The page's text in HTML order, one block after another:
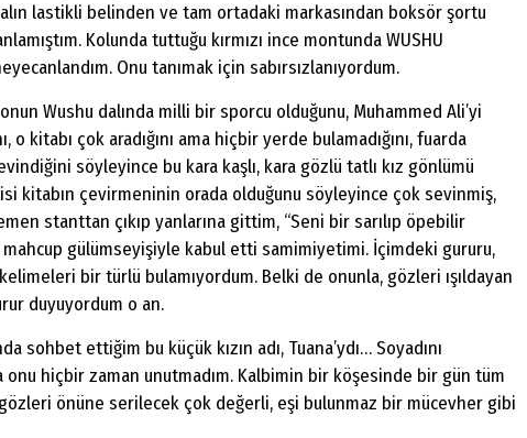
lastikli belinden ve tam ortadaki markasından boksör şortu
Kolunda tuttuğu kırmızı ince montunda WUSHU
Onu tanımak için sabırsızlanıyordum.
Wushu dalında milli bir sporcu olduğunu, Muhammed Ali’yi
o kitabı çok aradığını ama hiçbir yerde bulamadığını, fuarda
söyleyince bu kara kaşlı, kara gözlü tatlı kız gönlümü
kitabın çevirmeninin orada olduğunu söyleyince çok sevinmiş,
stanttan çıkıp yanlarına gittim, “Seni bir sarılıp öpebilir
mahcup gülümseyişiyle kabul etti samimiyetimi. İçimdeki gururu,
bir türlü bulamıyordum. Belki de onunla, gözleri ışıldayan
duyuyordum o an.
sohbet ettiğim bu küçük kızın adı, Tuana’ydı… Soyadını
onu hiçbir zaman unutmadım. Kalbimin bir köşesinde bir gün tüm
önüne serilecek çok değerli, eşi bulunmaz bir mücevher gibi